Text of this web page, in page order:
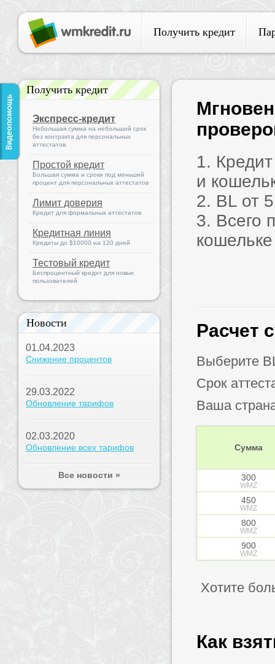
Получить кредит
Получить кредит
Экспресс-кредит
Небольшая сумма на небольшой срок
без контракта для персональных
аттестатов
Простой кредит
Большая сумма и сроки под меньший
процент для персональных аттестатов
Лимит доверия
Кредит для формальных аттестатов
Кредитная линия
Кредиты до $10000 на 120 дней
Тестовый кредит
Беспроцентный кредит для новых
пользователей
Новости
01.04.2023
Снижение процентов
29.03.2022
Обновление тарифов
02.03.2020
Обновление всех тарифов
Все новости »
1.
и
2. BL от
3. Всего
кошельке
Расчет
Выберите
Срок
Ваша
Сумма
300
WMZ
450
WMZ
800
WMZ
900
WMZ
Хотите
Как